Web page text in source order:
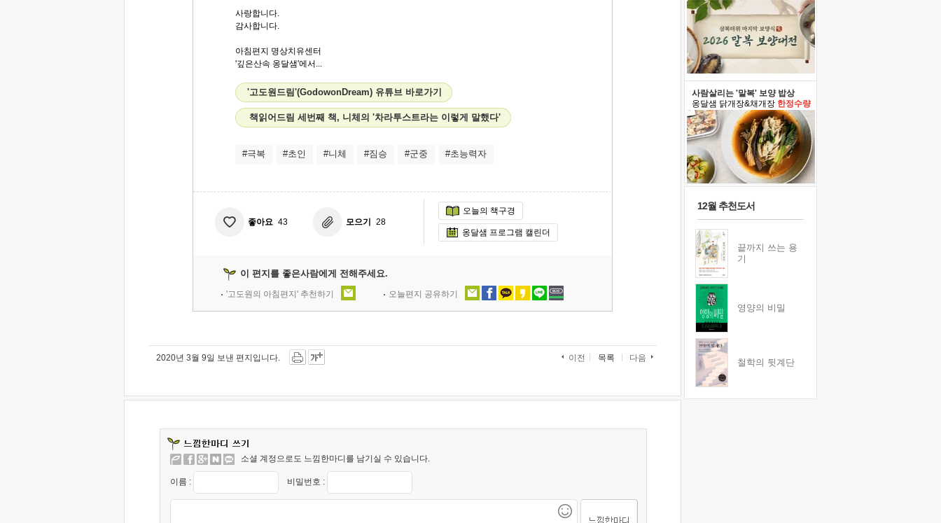
사랑합니다.
감사합니다.
아침편지 명상치유센터
'깊은산속 옹달샘'에서...
'고도원드림'(GodowonDream) 유튜브 바로가기
책읽어드림 세번째 책, 니체의 '차라투스트라는 이렇게 말했다'
#극복 #초인 #니체 #짐승 #군중 #초능력자
좋아요 43 모으기 28
오늘의 책구경
옹달샘 프로그램 캘린더
이 편지를 좋은사람에게 전해주세요.
'고도원의 아침편지' 추천하기 오늘편지 공유하기
2020년 3월 9일 보낸 편지입니다. 이전 목록 다음
소셜 계정으로도 느낌한마디를 남기실 수 있습니다.
이름 : 비밀번호 :
사람살리는 '말복' 보양 밥상
옹달샘 닭개장&채개장 한정수량
12월 추천도서
끝까지 쓰는 용
기
영양의 비밀
철학의 뒷계단